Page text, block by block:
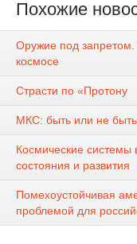
Похожие
Оружие под
космосе
Страсти по «Протону
МКС: быть или не
Космические
состояния и развития
Помехоустойчивая
проблемой для